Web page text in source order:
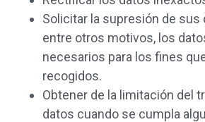
Solicitar la supresión de sus
entre otros motivos, los
necesarios para los fines
recogidos.
Obtener de la limitación del
datos cuando se cumpla